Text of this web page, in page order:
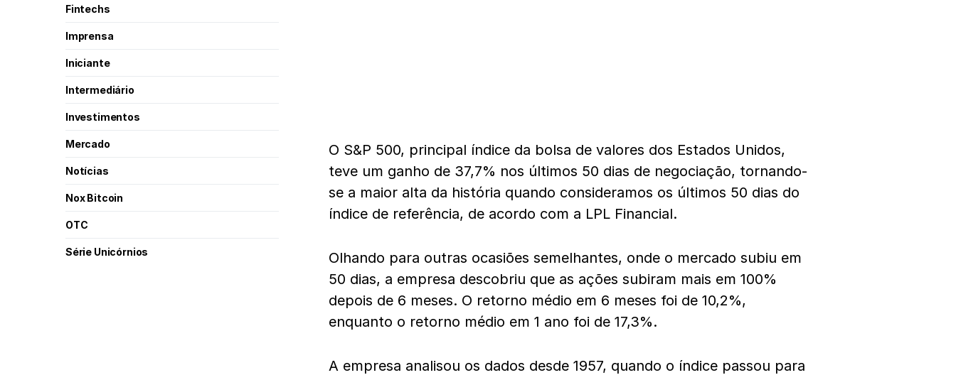
O S&P 500, principal índice da bolsa de valores dos Estados Unidos,
teve um ganho de 37,7% nos últimos 50 dias de negociação, tornando-
se a maior alta da história quando consideramos os últimos 50 dias do
índice de referência, de acordo com a LPL Financial.
Olhando para outras ocasiões semelhantes, onde o mercado subiu em
50 dias, a empresa descobriu que as ações subiram mais em 100%
depois de 6 meses. O retorno médio em 6 meses foi de 10,2%,
enquanto o retorno médio em 1 ano foi de 17,3%.
A empresa analisou os dados desde 1957, quando o índice passou para
Fintechs
Imprensa
Iniciante
Intermediário
Investimentos
Mercado
Notícias
Nox Bitcoin
OTC
Série Unicórnios